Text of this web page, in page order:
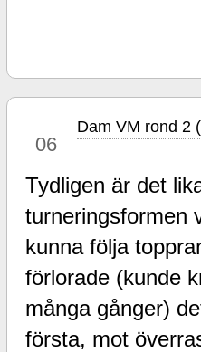
06
Dam VM rond 2
Tydligen är det
turneringsformen
kunna följa
förlorade (kunde
många gånger)
första, mot